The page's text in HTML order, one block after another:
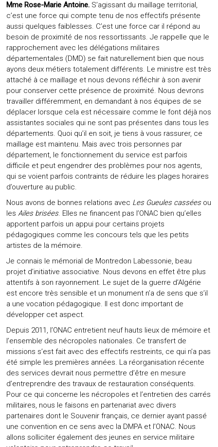
Mme Rose-Marie Antoine. S’agissant du maillage territorial,
c’est une force qui compte tenu de nos effectifs présente
aussi quelques faiblesses. C’est une force car il répond au
besoin de proximité de nos ressortissants. Je rappelle que le
rapprochement avec les délégations militaires
départementales (DMD) se fait naturellement bien que nous
ayons deux métiers totalement différents. Le ministre est très
attaché à ce maillage et nous devons réfléchir à son avenir
pour conserver cette présence de proximité. Nous devrons
travailler différemment, en demandant à nos équipes de se
déplacer lorsque cela est nécessaire comme le font déjà nos
assistantes sociales qui ne sont pas présentes dans tous les
départements. Quoi qu’il en soit, je tiens à vous rassurer, ce
maillage est maintenu. Mais avec trois personnes par
département, le fonctionnement du service est parfois
difficile et peut engendrer des problèmes pour nos agents,
qui se voient parfois contraints de réduire les plages horaires
d’ouverture au public.
Nous avons de bonnes relations avec Les Gueules casséesou
lesAiles brisées. Elles ne financent pas l’ONAC bien qu’elles
apportent parfois un appui pour certains projets
pédagogiques comme les concours tels que les petits
artistes de la mémoire.
Je connais le mémorial de Montredon Labessonie, beau
projet d’initiative associative. Nous devons en effet être plus
attentifs à son rayonnement. Le sujet de la guerre d’Algérie
est encore très sensible et un monument n’a de sens que s’il
a une vocation pédagogique. Il est donc important de
développer cet aspect.
Depuis 2011, l’ONAC entretient neuf hauts lieux de mémoire et
l’ensemble des nécropoles nationales. Ce transfert de
missions s’est fait avec des effectifs restreints, ce qui n’a pas
été simple les premières années. La réorganisation récente
des services devrait nous permettre d’être en mesure
d’entreprendre des travaux de restauration conséquents.
Pour ce qui concerne les nécropoles et l’entretien des carrés
militaires, nous le faisons en partenariat avec divers
partenaires dont le Souvenir français, ce dernier ayant passé
une convention en ce sens avec la DMPA et l’ONAC. Nous
allons solliciter également des jeunes en service militaire